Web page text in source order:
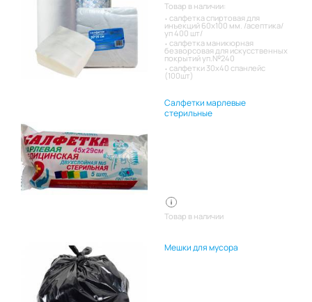
Товар в наличии:
салфетка спиртовая для
инъекций 60х100 мм. /асептика/
уп 400 шт/
салфетка маникюрная
безворсовая для искусственных
покрытий уп.№240
салфетки 30х40 спанлейс
(100шт)
Салфетки марлевые
стерильные
Товар в наличии
Мешки для мусора